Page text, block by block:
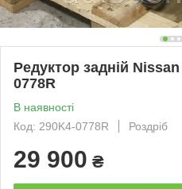
Редуктор задній
0778R
В наявності
Код: 290K4-0778R
Роздріб
29 900 ₴